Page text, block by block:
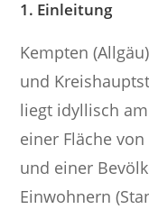
1. Einleitung
Kempten
und
liegt idyllisch
einer Fläche
und einer
Einwohnern